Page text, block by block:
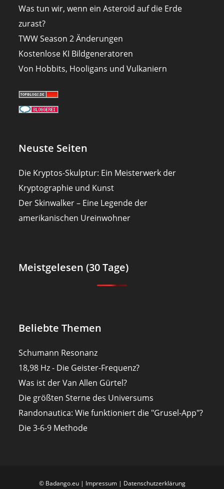
Was tun wir, wenn ein Asteroid auf die Erde
zurast?
TWW Season 2 Änderungen
Kostenlose KI Bildgeneratoren
Von Hobbits, Hooligans und Vulkaniern
Neuste Seiten
Die Kryptos-Skulptur: Ein Meisterwerk der
Kryptographie und Kunst
Der Skinwalker – Eine Legende der
amerikanischen Ureinwohner
Meistgelesen (30 Tage)
Beliebte Themen
Schumann Resonanz
18,98 Hz - Die Geister-Frequenz?
Was ist der Van Allen Gürtel?
Die größten Sterne des Universums
Randonautica: Wie funktioniert die "Grusel-App"?
Die 3-6-9 Methode
© Badango.eu | Impressum| Datenschutzerklärung